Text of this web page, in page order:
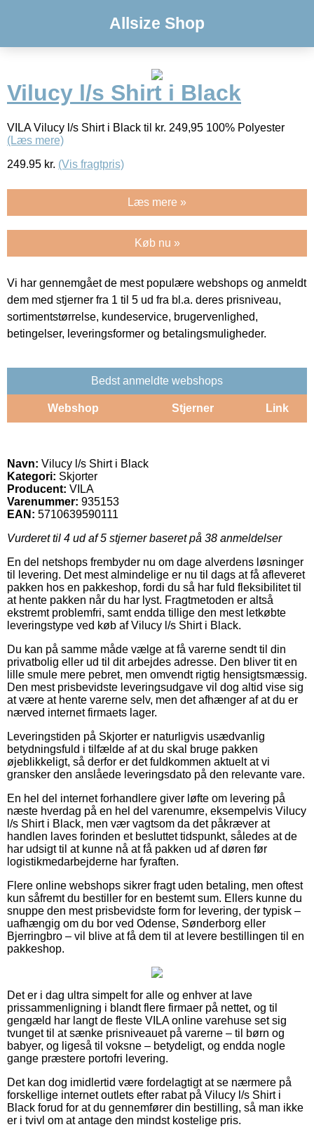
Allsize Shop
Vilucy l/s Shirt i Black
VILA Vilucy l/s Shirt i Black til kr. 249,95 100% Polyester
(Læs mere)
249.95 kr. (Vis fragtpris)
Læs mere »
Køb nu »
Vi har gennemgået de mest populære webshops og anmeldt
dem med stjerner fra 1 til 5 ud fra bl.a. deres prisniveau,
sortimentstørrelse, kundeservice, brugervenlighed,
betingelser, leveringsformer og betalingsmuligheder.
Bedst anmeldte webshops
Webshop Stjerner Link
Navn: Vilucy l/s Shirt i Black
Kategori: Skjorter
Producent: VILA
Varenummer: 935153
EAN: 5710639590111
Vurderet til 4 ud af 5 stjerner baseret på 38 anmeldelser
En del netshops frembyder nu om dage alverdens løsninger
til levering. Det mest almindelige er nu til dags at få afleveret
pakken hos en pakkeshop, fordi du så har fuld fleksibilitet til
at hente pakken når du har lyst. Fragtmetoden er altså
ekstremt problemfri, samt endda tillige den mest letkøbte
leveringstype ved køb af Vilucy l/s Shirt i Black.
Du kan på samme måde vælge at få varerne sendt til din
privatbolig eller ud til dit arbejdes adresse. Den bliver tit en
lille smule mere pebret, men omvendt rigtig hensigtsmæssig.
Den mest prisbevidste leveringsudgave vil dog altid vise sig
at være at hente varerne selv, men det afhænger af at du er
nærved internet firmaets lager.
Leveringstiden på Skjorter er naturligvis usædvanlig
betydningsfuld i tilfælde af at du skal bruge pakken
øjeblikkeligt, så derfor er det fuldkommen aktuelt at vi
gransker den anslåede leveringsdato på den relevante vare.
En hel del internet forhandlere giver løfte om levering på
næste hverdag på en hel del varenumre, eksempelvis Vilucy
l/s Shirt i Black, men vær vagtsom da det påkræver at
handlen laves forinden et besluttet tidspunkt, således at de
har udsigt til at kunne nå at få pakken ud af døren før
logistikmedarbejderne har fyraften.
Flere online webshops sikrer fragt uden betaling, men oftest
kun såfremt du bestiller for en bestemt sum. Ellers kunne du
snuppe den mest prisbevidste form for levering, der typisk –
uafhængig om du bor ved Odense, Sønderborg eller
Bjerringbro – vil blive at få dem til at levere bestillingen til en
pakkeshop.
Det er i dag ultra simpelt for alle og enhver at lave
prissammenligning i blandt flere firmaer på nettet, og til
gengæld har langt de fleste VILA online varehuse set sig
tvunget til at sænke prisniveauet på varerne – til børn og
babyer, og ligeså til voksne – betydeligt, og endda nogle
gange præstere portofri levering.
Det kan dog imidlertid være fordelagtigt at se nærmere på
forskellige internet outlets efter rabat på Vilucy l/s Shirt i
Black forud for at du gennemfører din bestilling, så man ikke
er i tvivl om at antage den mindst kostelige pris.